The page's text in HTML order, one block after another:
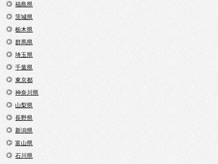
福島県
茨城県
栃木県
群馬県
埼玉県
千葉県
東京都
神奈川県
山梨県
長野県
新潟県
富山県
石川県